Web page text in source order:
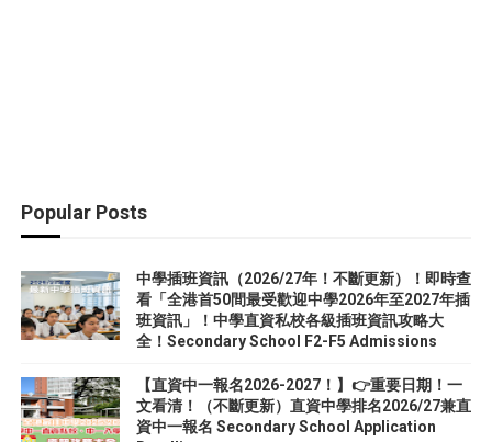
Popular Posts
中學插班資訊（2026/27年！不斷更新）！即時查
看「全港首50間最受歡迎中學2026年至2027年插
班資訊」！中學直資私校各級插班資訊攻略大
全！Secondary School F2-F5 Admissions
【直資中一報名2026-2027！】👉重要日期！一
文看清！（不斷更新）直資中學排名2026/27兼直
資中一報名 Secondary School Application